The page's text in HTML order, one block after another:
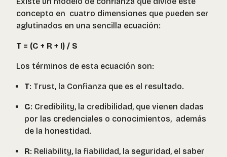
concepto en cuatro dimensiones que pueden ser
aglutinados en una sencilla ecuación:
T = (C + R + I) / S
Los términos de esta ecuación son:
T: Trust, la Confianza que es el resultado.
C: Credibility, la credibilidad, que vienen dadas
por las credenciales o conocimientos, además
de la honestidad.
R: Reliability, la fiabilidad, la seguridad, el saber